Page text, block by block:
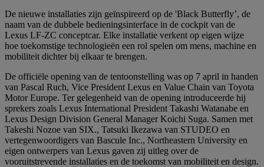
De nieuwe installaties zijn geïnspireerd op de 'Black Butterfly’, de
naam van de dubbele bedieningsinterface in de cockpit van de
Lexus LF-ZC conceptcar. Elke installatie verkent op eigen wijze
hoe toekomstige technologieën een rol spelen om mens, machine en
mobiliteit dichter bij elkaar te brengen.
De officiële opening van de tentoonstelling was op 7 april in handen
van Pascal Ruch, Vice President Lexus en Value Chain van Toyota
Motor Europe. Ter gelegenheid van de opening introduceerde hij
sprekers zoals Lexus International President Takashi Watanabe en
Lexus Design Division General Manager Koichi Suga. Samen met
Takeshi Nozoe van SIX., Tatsuki Ikezawa van STUDEO en
vertegenwoordigers van Bascule Inc., Northeastern University en
eigen ontwerpers van Lexus gaven zij uitleg over de
vooruitstrevende installaties en de toekomst van mobiliteit en design.